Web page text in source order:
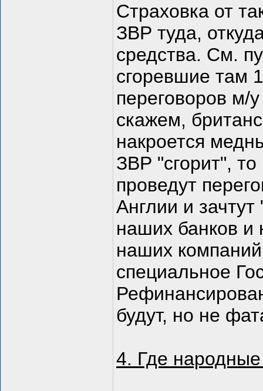
Страховка от
ЗВР туда,
средства. См.
сгоревшие там
переговоров
скажем,
накроется
ЗВР "сгорит",
проведут
Англии и
наших банков и
наших
специальное
будут, но не
4. Где